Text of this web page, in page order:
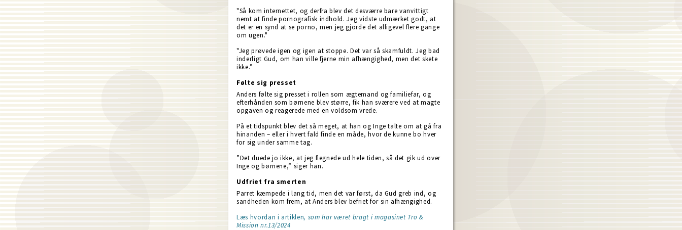
"Så kom internettet, og derfra blev det desværre bare vanvittigt
nemt at finde pornografisk indhold. Jeg vidste udmærket godt, at
det er en synd at se porno, men jeg gjorde det alligevel flere gange
om ugen."
"Jeg prøvede igen og igen at stoppe. Det var så skamfuldt. Jeg bad
inderligt Gud, om han ville fjerne min afhængighed, men det skete
ikke.”
Følte sig presset
Anders følte sig presset i rollen som ægtemand og familiefar, og
efterhånden som børnene blev større, fik han sværere ved at magte
opgaven og reagerede med en voldsom vrede.
På et tidspunkt blev det så meget, at han og Inge talte om at gå fra
hinanden – eller i hvert fald finde en måde, hvor de kunne bo hver
for sig under samme tag.
”Det duede jo ikke, at jeg flegnede ud hele tiden, så det gik ud over
Inge og børnene,” siger han.
Udfriet fra smerten
Parret kæmpede i lang tid, men det var først, da Gud greb ind, og
sandheden kom frem, at Anders blev befriet for sin afhængighed.
Læs hvordan i artiklen, som har været bragt i magasinet Tro &
Mission nr.13/2024